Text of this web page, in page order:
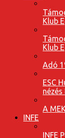
Klub
Klub
Adó
ESC
A
INFE
INFE